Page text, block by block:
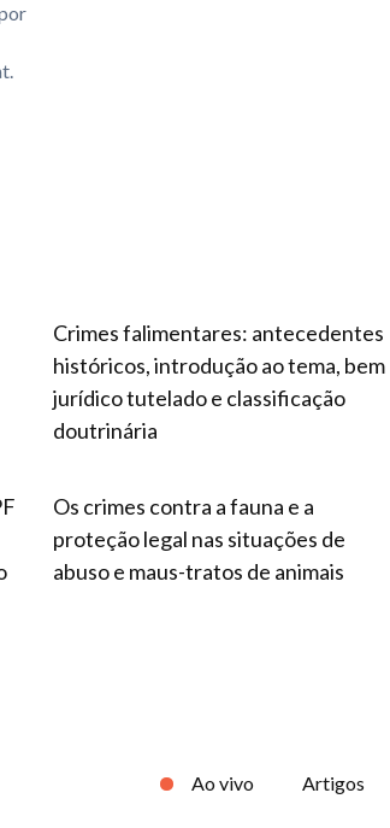
Crimes falimentares: antecedentes
históricos, introdução ao tema, bem
jurídico tutelado e classificação
doutrinária
Os crimes contra a fauna e a
proteção legal nas situações de
abuso e maus-tratos de animais
Ao vivo Artigos